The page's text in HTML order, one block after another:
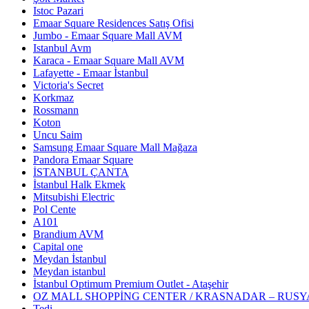
Istoc Pazari
Emaar Square Residences Satış Ofisi
Jumbo - Emaar Square Mall AVM
Istanbul Avm
Karaca - Emaar Square Mall AVM
Lafayette - Emaar İstanbul
Victoria's Secret
Korkmaz
Rossmann
Koton
Uncu Saim
Samsung Emaar Square Mall Mağaza
Pandora Emaar Square
İSTANBUL ÇANTA
İstanbul Halk Ekmek
Mitsubishi Electric
Pol Cente
A101
Brandium AVM
Capital one
Meydan İstanbul
Meydan istanbul
İstanbul Optimum Premium Outlet - Ataşehir
OZ MALL SHOPPİNG CENTER / KRASNADAR –